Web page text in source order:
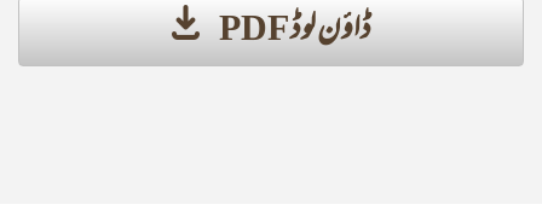
ڈاؤن لوڈ PDF